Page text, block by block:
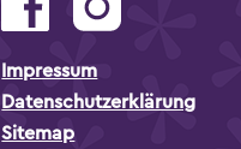
Impressum
Datenschutzerklärung
Sitemap